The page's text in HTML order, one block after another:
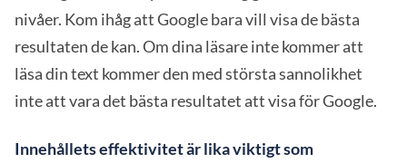
nivåer. Kom ihåg att Google bara vill visa de bästa
resultaten de kan. Om dina läsare inte kommer att
läsa din text kommer den med största sannolikhet
inte att vara det bästa resultatet att visa för Google.
Innehållets effektivitet är lika viktigt som